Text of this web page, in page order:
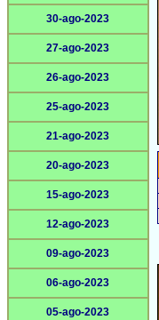
30-ago-2023
27-ago-2023
26-ago-2023
25-ago-2023
21-ago-2023
20-ago-2023
15-ago-2023
12-ago-2023
09-ago-2023
06-ago-2023
05-ago-2023